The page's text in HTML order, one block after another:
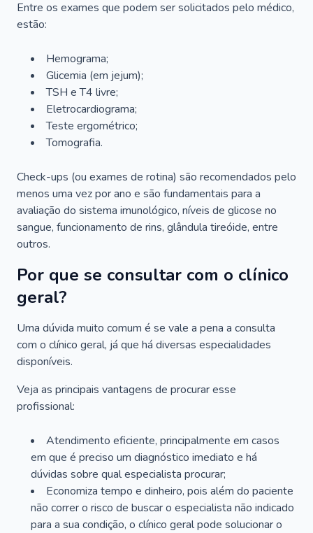
Entre os exames que podem ser solicitados pelo médico,
estão:
Hemograma;
Glicemia (em jejum);
TSH e T4 livre;
Eletrocardiograma;
Teste ergométrico;
Tomografia.
Check-ups (ou exames de rotina) são recomendados pelo
menos uma vez por ano e são fundamentais para a
avaliação do sistema imunológico, níveis de glicose no
sangue, funcionamento de rins, glândula tireóide, entre
outros.
Por que se consultar com o clínico
geral?
Uma dúvida muito comum é se vale a pena a consulta
com o clínico geral, já que há diversas especialidades
disponíveis.
Veja as principais vantagens de procurar esse
profissional:
Atendimento eficiente, principalmente em casos
em que é preciso um diagnóstico imediato e há
dúvidas sobre qual especialista procurar;
Economiza tempo e dinheiro, pois além do paciente
não correr o risco de buscar o especialista não indicado
para a sua condição, o clínico geral pode solucionar o